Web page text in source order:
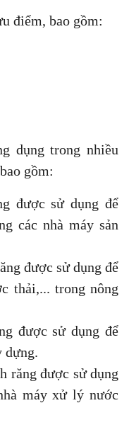
điểm, bao gồm:
dụng trong nhiều
gồm:
được sử dụng để
các nhà máy sản
được sử dụng để
thải,... trong nông
được sử dụng để
dựng.
răng được sử dụng
máy xử lý nước